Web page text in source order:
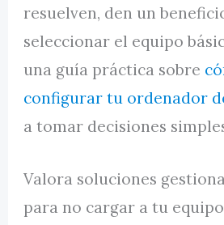
resuelven, den un
seleccionar el equipo
una guía práctica sobre
configurar tu ordenador
a tomar decisiones
Valora soluciones
para no cargar a tu